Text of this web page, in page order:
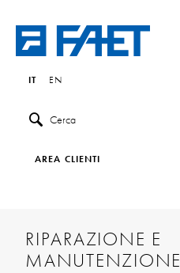
IT EN
Cerca
AREA CLIENTI
RIPARAZIONE E
MANUTENZIONE